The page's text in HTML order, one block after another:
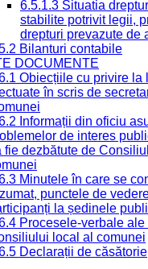
6.5.1.3 Situatia
stabilite potrivit legii,
drepturi prevazute de
Bilanturi contabile
DOCUMENTE
Obiecțiile cu privire la
în scris de
Informații din oficiu
de interes
fie dezbătute de
Minutele în care se
punctele de
la ședinele
Procesele-verbale
local al comunei
Declarații de căsătorie